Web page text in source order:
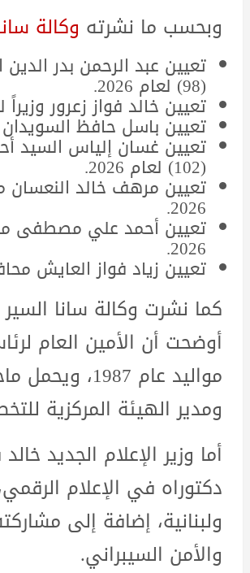
وبحسب ما نشرته وكالة
تعيين عبد الرحمن بدر
(98) لعام 2026.
تعيين خالد فواز زعرور وزيراً
تعيين باسل حافظ السويدان
تعيين غسان إلياس السيد
(102) لعام 2026.
2026.
2026.
تعيين زياد فواز العايش محافظاً
كما نشرت وكالة سانا
أوضحت أن الأمين العام
مواليد عام
ومدير الهيئة المركزية
دكتوراه في الإعلام
ولبنانية، إضافة إلى
والأمن السيبراني.